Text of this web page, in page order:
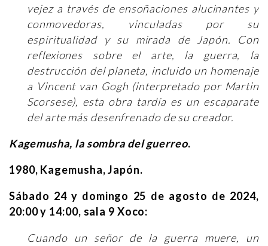
vejez a través de ensoñaciones alucinantes y
conmovedoras, vinculadas por su
espiritualidad y su mirada de Japón. Con
reflexiones sobre el arte, la guerra, la
destrucción del planeta, incluido un homenaje
a Vincent van Gogh (interpretado por Martin
Scorsese), esta obra tardía es un escaparate
del arte más desenfrenado de su creador.
Kagemusha, la sombra del guerreo.
1980, Kagemusha, Japón.
Sábado 24 y domingo 25 de agosto de 2024,
20:00 y 14:00, sala 9 Xoco:
Cuando un señor de la guerra muere, un